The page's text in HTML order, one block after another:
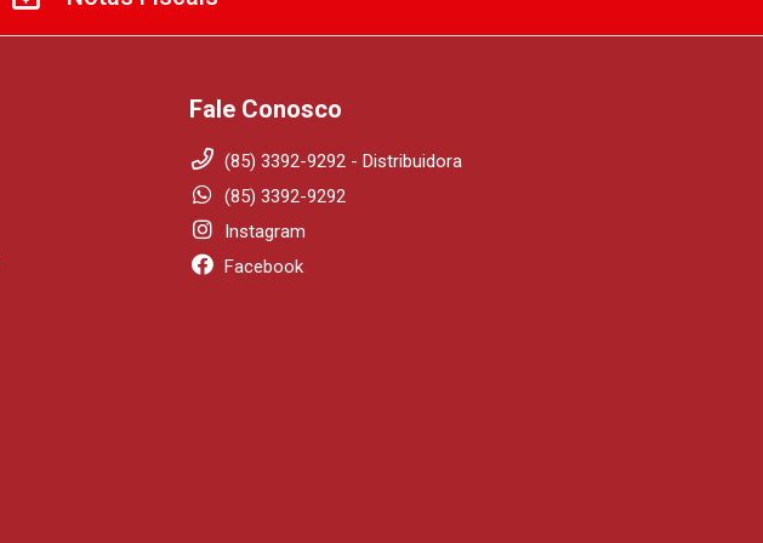
Fale Conosco
(85) 3392-9292 - Distribuidora
(85) 3392-9292
Instagram
Facebook